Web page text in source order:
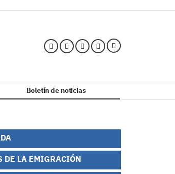
Boletín de noticias
DE LA EMIGRACIÓN